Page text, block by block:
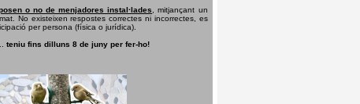
o no de menjadores instal·lades, mitjançant un
No existeixen respostes correctes ni incorrectes, es
per persona (física o jurídica).
teniu fins dilluns 8 de juny per fer-ho!